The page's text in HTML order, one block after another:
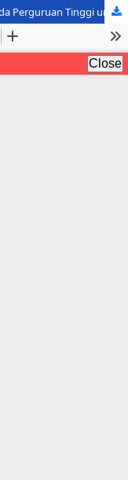
Analisis Business Model Canvas (BMC) pada Perguruan Tinggi untuk Peningkatan Mutu Pendidikan